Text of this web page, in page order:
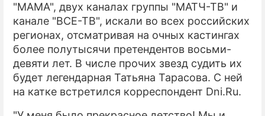
СОННИК
СТИЛЬ ЖИЗНИ
ИГРЫ
"МАМА", двух каналах группы "МАТЧ-ТВ" и
канале "ВСЕ-ТВ", искали во всех российских
регионах, отсматривая на очных кастингах
более полутысячи претендентов восьми-
девяти лет. В числе прочих звезд судить их
будет легендарная Татьяна Тарасова. С ней
на катке встретился корреспондент Dni.Ru.